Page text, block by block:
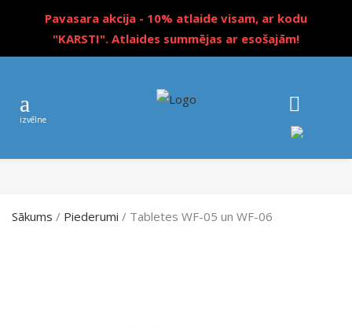
Pavasara akcija - 10% atlaide visam, ar kodu
"KARSTI". Atlaides summējas ar esošajām!
Sākums / Piederumi / Tabletes WF-05 un WF-06